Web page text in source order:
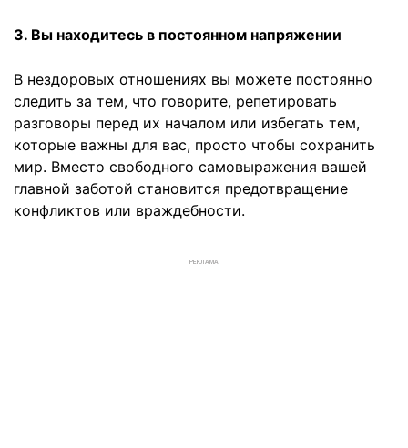
3. Вы находитесь в постоянном напряжении
В нездоровых отношениях вы можете постоянно
следить за тем, что говорите, репетировать
разговоры перед их началом или избегать тем,
которые важны для вас, просто чтобы сохранить
мир. Вместо свободного самовыражения вашей
главной заботой становится предотвращение
конфликтов или враждебности.
РЕКЛАМА